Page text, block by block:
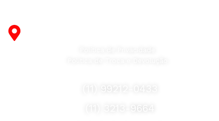
(11) 3213-9664